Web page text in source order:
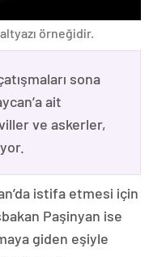
örneğidir.
sona
ait
ve askerler,
istifa etmesi için
Paşinyan ise
giden eşiyle